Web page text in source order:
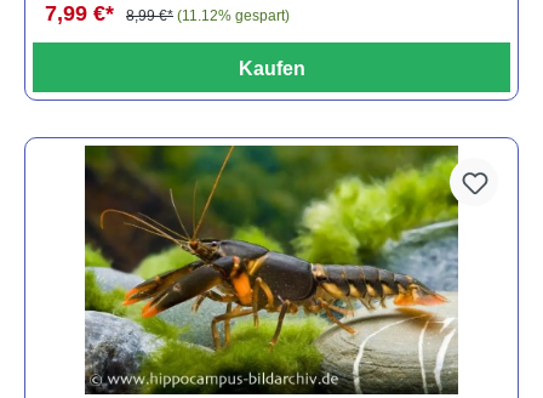
7,99 €* 8,99 €* (11.12% gespart)
Kaufen